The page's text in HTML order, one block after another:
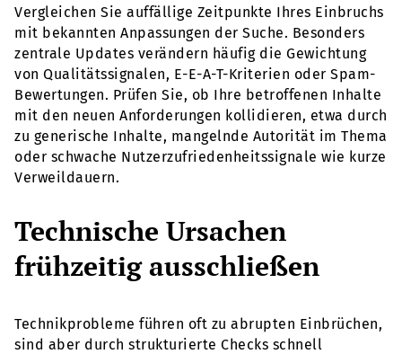
Vergleichen Sie auffällige Zeitpunkte Ihres Einbruchs
mit bekannten Anpassungen der Suche. Besonders
zentrale Updates verändern häufig die Gewichtung
von Qualitätssignalen, E-E-A-T-Kriterien oder Spam-
Bewertungen. Prüfen Sie, ob Ihre betroffenen Inhalte
mit den neuen Anforderungen kollidieren, etwa durch
zu generische Inhalte, mangelnde Autorität im Thema
oder schwache Nutzerzufriedenheitssignale wie kurze
Verweildauern.
Technische Ursachen
frühzeitig ausschließen
Technikprobleme führen oft zu abrupten Einbrüchen,
sind aber durch strukturierte Checks schnell